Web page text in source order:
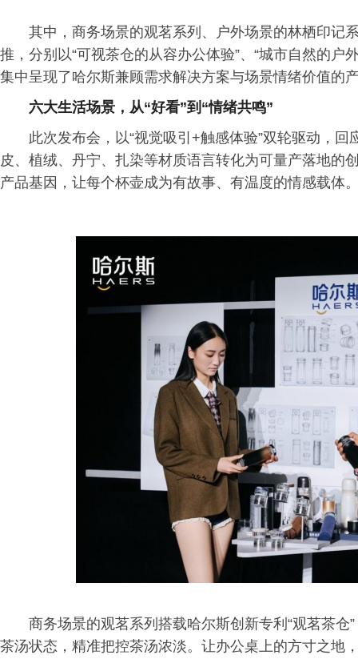
其中，商务场景的观茗系列、户外场景的林栖印记
推，分别以“可视茶仓的从容办公体验”、“城市自然的户
集中呈现了哈尔斯兼顾需求解决方案与场景情绪价值的
六大生活场景，从“好看”到“情绪共鸣”
此次发布会，以“视觉吸引+触感体验”双轮驱动，回
皮、植绒、丹宁、扎染等材质语言转化为可量产落地的
产品基因，让每个杯壶成为有故事、有温度的情感载体
商务场景的观茗系列搭载哈尔斯创新专利“观茗茶
茶汤状态，精准把控茶汤浓淡。让办公桌上的方寸之地